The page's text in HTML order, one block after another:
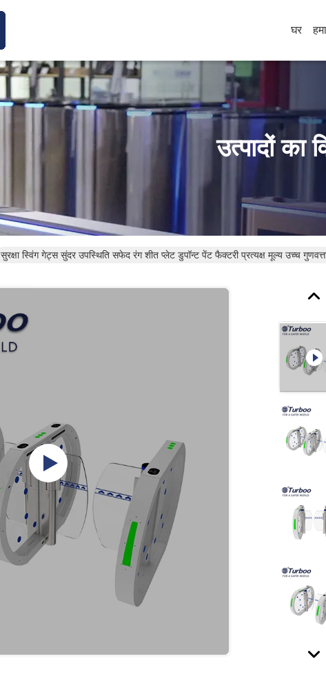
घर
उत्पादों का
सुरक्षा स्विंग गेट्स सुंदर उपस्थिति सफेद रंग शीत प्लेट डुपॉन्ट पेंट फैक्टरी प्रत्यक्ष मूल्य उच्च